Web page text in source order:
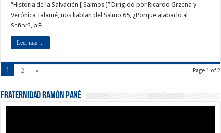
“Historia de la Salvación [ Salmos ]” Dirigido por Ricardo Grzona y
Verónica Talamé, nos hablan del Salmo 65, ¿Porque alabarlo al
Señor?, a Él …
Leer mas ...
Page 1 of 2
1 2 »
Fraternidad Ramón Pané